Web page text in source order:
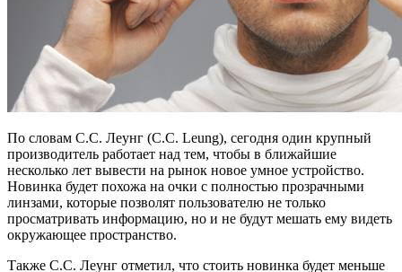
По словам C.C. Леунг (C.C. Leung), сегодня один крупный
производитель работает над тем, чтобы в ближайшие
несколько лет вывести на рынок новое умное устройство.
Новинка будет похожа на очки с полностью прозрачными
линзами, которые позволят пользователю не только
просматривать информацию, но и не будут мешать ему видеть
окружающее пространство.
Также C.C. Леунг отметил, что стоить новинка будет меньше